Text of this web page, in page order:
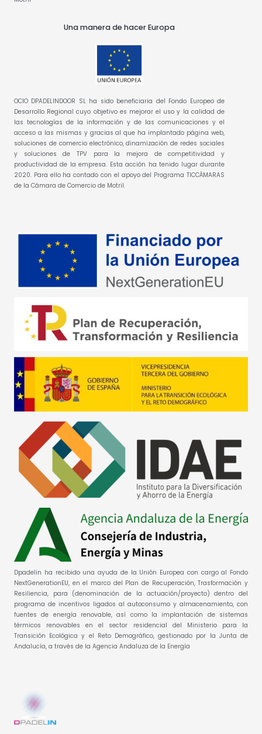
Una manera de hacer Europa
OCIO DPADELINDOOR SL ha sido beneficiaria del Fondo Europeo de
Desarrollo Regional cuyo objetivo es mejorar el uso y la calidad de
las tecnologías de la información y de las comunicaciones y el
acceso a las mismas y gracias al que ha implantado página web,
soluciones de comercio electrónico, dinamización de redes sociales
y soluciones de TPV para la mejora de competitividad y
productividad de la empresa. Esta acción ha tenido lugar durante
2020. Para ello ha contado con el apoyo del Programa TICCÁMARAS
de la Cámara de Comercio de Motril.
Dpadelin ha recibido una ayuda de la Unión Europea con cargo al Fondo
NextGenerationEU, en el marco del Plan de Recuperación, Trasformación y
Resiliencia, para (denominación de la actuación/proyecto) dentro del
programa de incentivos ligados al autoconsumo y almacenamiento, con
fuentes de energía renovable, así como la implantación de sistemas
térmicos renovables en el sector residencial del Ministerio para la
Transición Ecológica y el Reto Demográfico, gestionado por la Junta de
Andalucía, a través de la Agencia Andaluza de la Energía